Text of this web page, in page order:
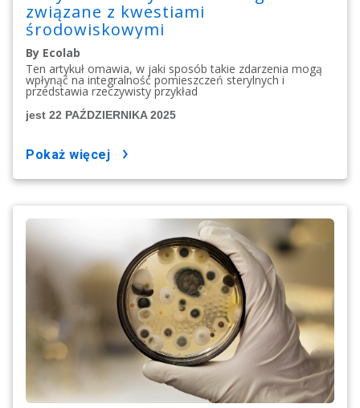
związane z kwestiami
środowiskowymi
By Ecolab
Ten artykuł omawia, w jaki sposób takie zdarzenia mogą
wpłynąć na integralność pomieszczeń sterylnych i
przedstawia rzeczywisty przykład
jest 22 PAŹDZIERNIKA 2025
pokaż więcej